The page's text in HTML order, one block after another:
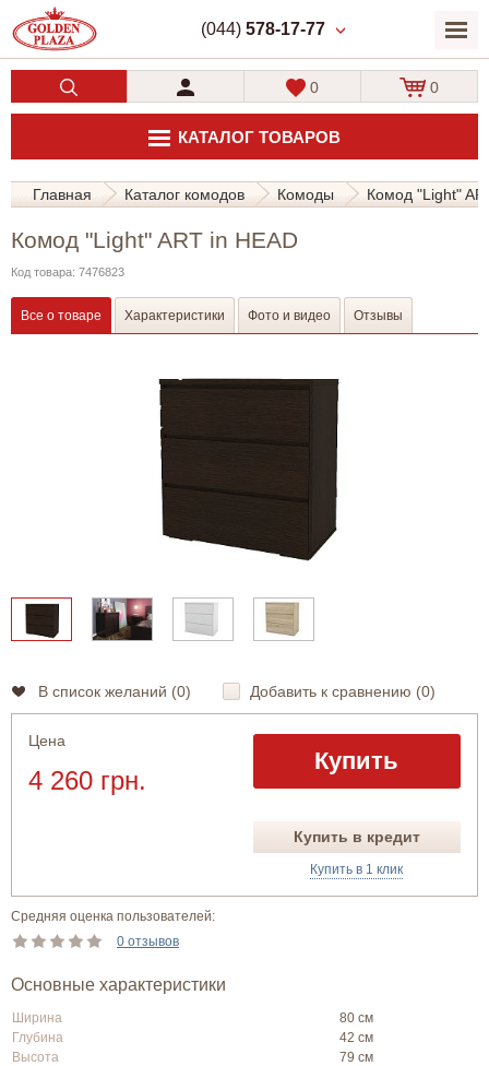
(044) 578-17-77
КАТАЛОГ ТОВАРОВ
0 0
Главная Каталог комодов Комоды Комод "Light"
Комод "Light" ART in HEAD
Код товара: 7476823
Все о товаре Характеристики Фото и видео Отзывы
В список желаний (0) Добавить к сравнению (0)
Цена
4 260 грн.
Купить
Купить в кредит
Купить в 1 клик
Средняя оценка пользователей:
0 отзывов
Основные характеристики
Ширина
80 см
Глубина
42 см
Высота
79 см